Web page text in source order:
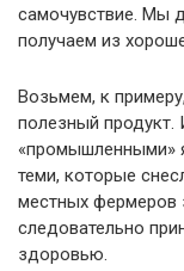
самочувствие. Мы
получаем из
Возьмем, к
полезный
«промышленными»
теми, которые
местных фермеров
следовательно
здоровью.